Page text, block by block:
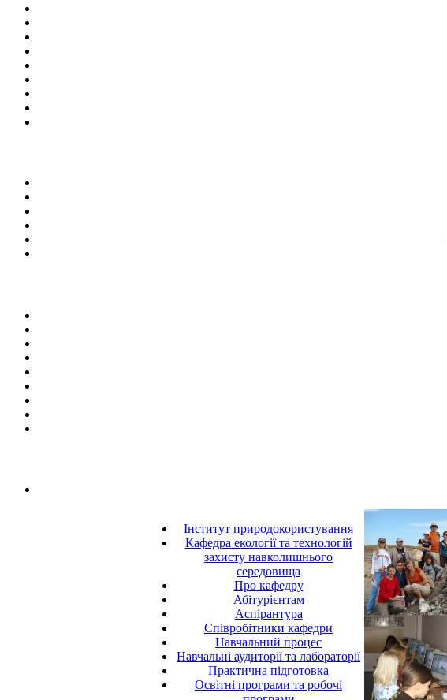
Інститут природокористування
Кафедра екології та технологій
захисту навколишнього
середовища
Про кафедру
Абітурієнтам
Аспірантура
Співробітники кафедри
Навчальний процес
Навчальні аудиторії та лабораторії
Практична підготовка
Освітні програми та робочі